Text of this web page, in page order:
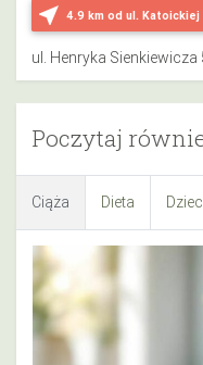
near_me 4.9 km od ul. Katoickiej
ul. Henryka Sienkiewicza
Poczytaj
Ciąża Dieta